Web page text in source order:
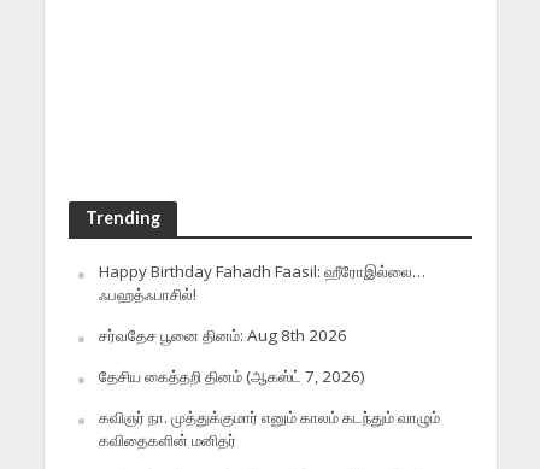
Trending
Happy Birthday Fahadh Faasil: ஹீரோஇல்லை…
ஃபஹத்ஃபாசில்!
சர்வதேச பூனை தினம்: Aug 8th 2026
தேசிய கைத்தறி தினம் (ஆகஸ்ட் 7, 2026)
கவிஞர் நா. முத்துக்குமார் எனும் காலம் கடந்தும் வாழும்
கவிதைகளின் மனிதர்